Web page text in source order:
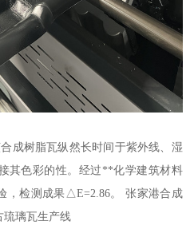
成树脂瓦纵然长时间于紫外线、湿
其色彩的性。经过**化学建筑材料
，检测成果△E=2.86。 张家港合成
琉璃瓦生产线